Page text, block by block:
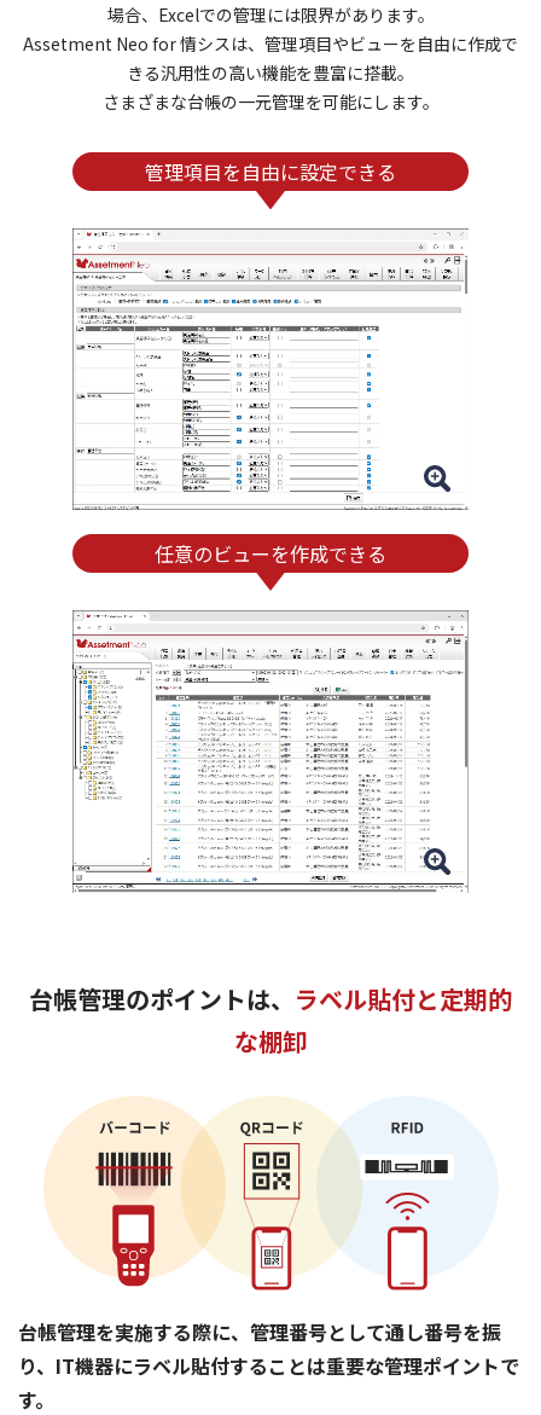
場合、Excelでの管理には限界があります。
Assetment Neo for 情シスは、管理項目やビューを自由に作成で
きる汎用性の高い機能を豊富に搭載。
さまざまな台帳の一元管理を可能にします。
管理項目を自由に設定できる
任意のビューを作成できる
台帳管理のポイントは、 ラベル貼付と定期的
な棚卸
台帳管理を実施する際に、管理番号として通し番号を振
り、 IT機器にラベル貼付することは重要な管理ポイントで
す。